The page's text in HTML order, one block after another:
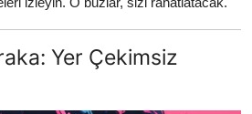
Yer Çekimsiz